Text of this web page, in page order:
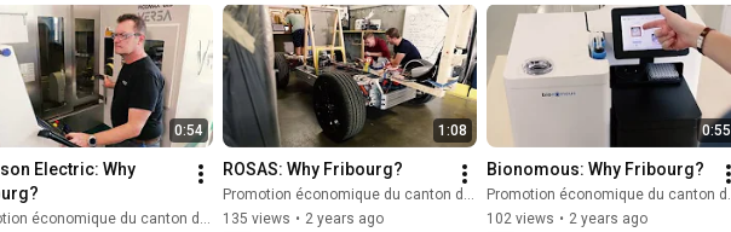
0:54
Electric: Why
économique du canton de Fribourg
1:08
ROSAS: Why Fribourg?
Promotion économique du canton de Fribourg
135 views • 2 years ago
0:55
Bionomous: Why Fribourg?
Promotion économique du canton de Fribourg
102 views • 2 years ago